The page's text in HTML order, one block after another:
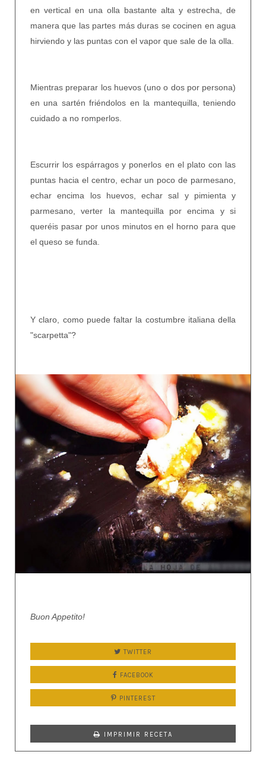
en vertical en una olla bastante alta y estrecha, de
manera que las partes más duras se cocinen en agua
hirviendo y las puntas con el vapor que sale de la olla.
Mientras preparar los huevos (uno o dos por persona)
en una sartén friéndolos en la mantequilla, teniendo
cuidado a no romperlos.
Escurrir los espárragos y ponerlos en el plato con las
puntas hacia el centro, echar un poco de parmesano,
echar encima los huevos, echar sal y pimienta y
parmesano, verter la mantequilla porencima y si
queréis pasar por unos minutos en el horno para que
el queso se funda.
Y claro, como puede faltar la costumbre italiana della
"scarpetta"?
Buon Appetito!
TWITTER
FACEBOOK
PINTEREST
IMPRIMIR RECETA